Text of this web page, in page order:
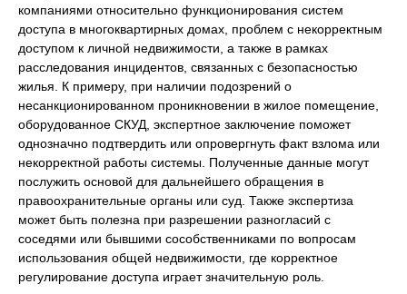
компаниями относительно функционирования систем
доступа в многоквартирных домах, проблем с некорректным
доступом к личной недвижимости, а также в рамках
расследования инцидентов, связанных с безопасностью
жилья. К примеру, при наличии подозрений о
несанкционированном проникновении в жилое помещение,
оборудованное СКУД, экспертное заключение поможет
однозначно подтвердить или опровергнуть факт взлома или
некорректной работы системы. Полученные данные могут
послужить основой для дальнейшего обращения в
правоохранительные органы или суд. Также экспертиза
может быть полезна при разрешении разногласий с
соседями или бывшими сособственниками по вопросам
использования общей недвижимости, где корректное
регулирование доступа играет значительную роль.